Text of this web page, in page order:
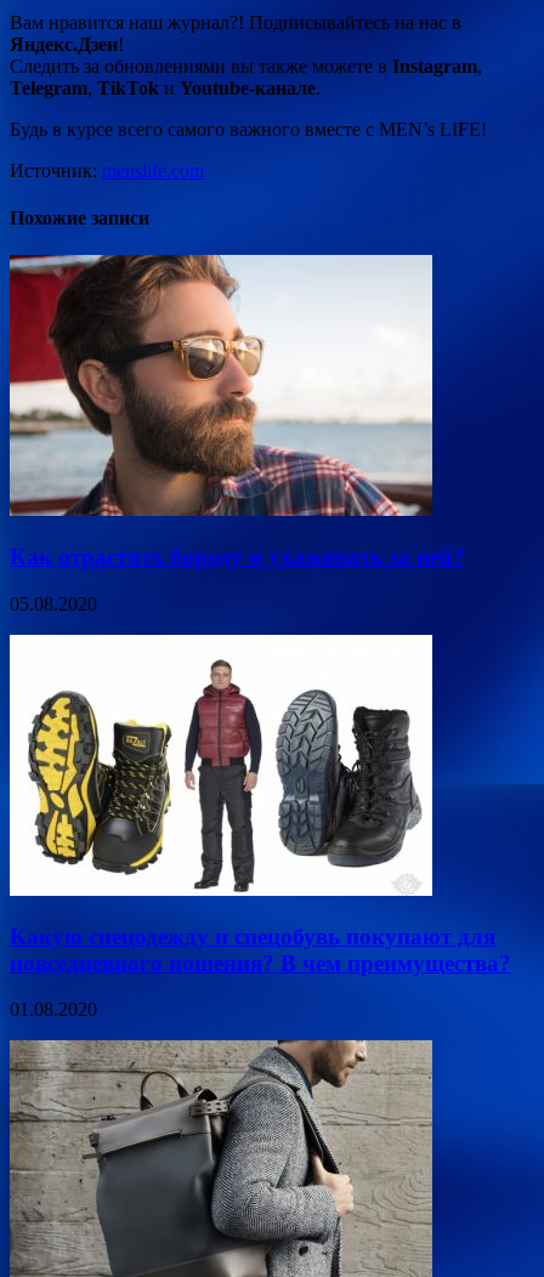
Вам нравится наш журнал?! Подписывайтесь на нас в
Яндекс.Дзен!
Следить за обновлениями вы также можете в Instagram,
Telegram, TikTok и Youtube-канале.
Будь в курсе всего самого важного вместе с MEN’s LIFE!
Источник: menslife.com
Похожие записи
Как отрастить бороду и ухаживать за ней?
05.08.2020
Какую спецодежду и спецобувь покупают для
повседневного ношения? В чем преимущества?
01.08.2020